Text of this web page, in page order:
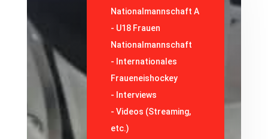
Nationalmannschaft A
- U18 Frauen
Nationalmannschaft
- Internationales
Fraueneishockey
- Interviews
-Videos (Streaming,
etc.)